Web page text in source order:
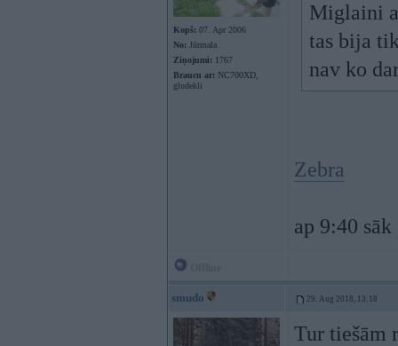
Kopš: 07. Apr 2006
No: Jūrmala
Ziņojumi: 1767
Braucu ar: NC700XD,
gludekli
Miglaini
tas bija
nav ko
Zebra
ap 9:40
smudo 29. Aug 2018, 13:18
Tur tiešām